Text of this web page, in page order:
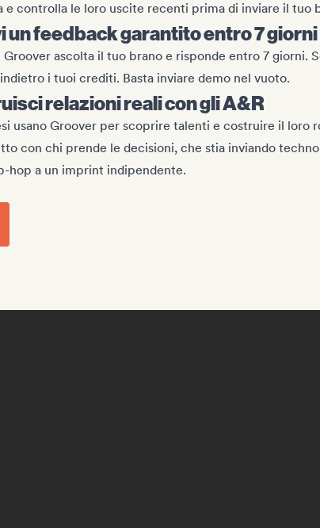
e controlla le loro uscite recenti prima di inviare il tuo
un feedback garantito entro 7 giorni
Groover ascolta il tuo brano e risponde entro 7 giorni.
i tuoi crediti. Basta inviare demo nel vuoto.
relazioni reali con gli A&R
usano Groover per scoprire talenti e costruire il loro
con chi prende le decisioni, che stia inviando techno
hop a un imprint indipendente.